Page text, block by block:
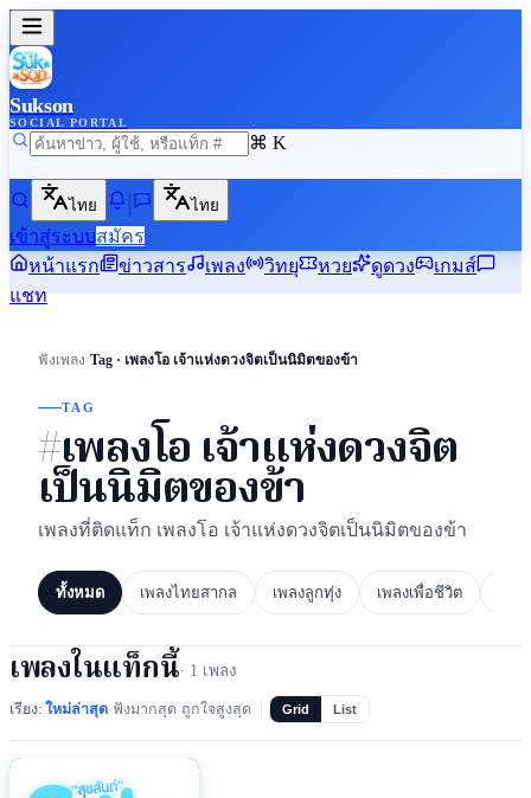
Sukson
SOCIAL PORTAL
⌘ K
ไทย ไทย
เข้าสู่ระบบสมัคร
หน้าแรก
ข่าวสาร เพลง วิทยุ หวย ดูดวง
เกมส์
แชท
ฟังเพลง›Tag · เพลงโอ เจ้าแห่งดวงจิตเป็นนิมิตของข้า
TAG
#เพลงโอ เจ้าแห่งดวงจิต
เป็นนิมิตของข้า
เพลงที่ติดแท็ก เพลงโอ เจ้าแห่งดวงจิตเป็นนิมิตของข้า
ทั้งหมด เพลงไทยสากล เพลงลูกทุ่ง เพลงเพื่อชีวิต
เพลงในแท็กนี้· 1 เพลง
เรียง: ใหม่ล่าสุด ฟังมากสุด ถูกใจสูงสุด Grid List